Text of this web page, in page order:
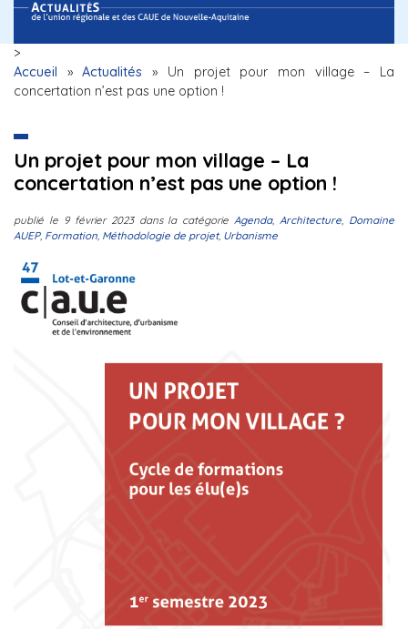
>
Accueil »Actualités » Un projet pour mon village – La
concertation n’est pas une option !
Un projet pour mon village – La
concertation n’est pas une option !
publié le 9 février 2023dans la catégorieAgenda,Architecture, Domaine
AUEP, Formation, Méthodologie de projet, Urbanisme